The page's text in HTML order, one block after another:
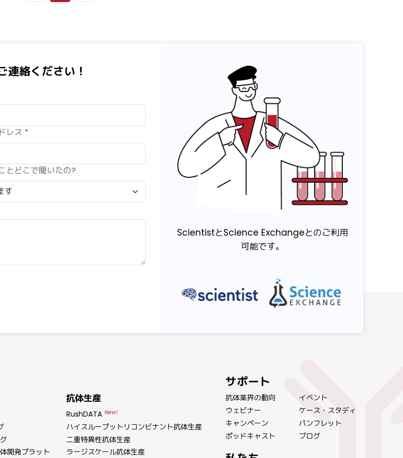
連絡ください！
レス *
とどこで聞いたの?
ScientistとScience Exchangeとのご利用
可能です。
開発プラット
抗体生産
RushDATA New!
ハイスループットリコンビナント抗体生産
二重特異性抗体生産
ラージスケール抗体生産
サポート
抗体業界の動向
イベント
ウェビナー
ケース・スタディ
キャンペーン
パンフレット
ポッドキャスト
ブログ